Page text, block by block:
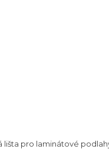
pro laminátové podlahy